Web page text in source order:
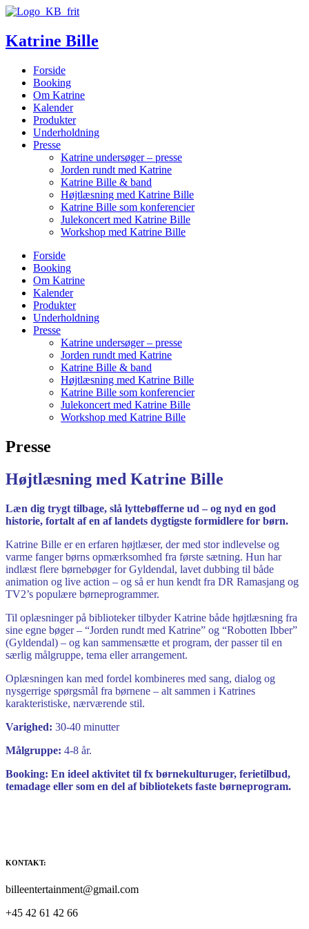
Katrine Bille
Forside
Booking
Om Katrine
Kalender
Produkter
Underholdning
Presse
Katrine undersøger – presse
Jorden rundt med Katrine
Katrine Bille & band
Højtlæsning med Katrine Bille
Katrine Bille som konferencier
Julekoncert med Katrine Bille
Workshop med Katrine Bille
Forside
Booking
Om Katrine
Kalender
Produkter
Underholdning
Presse
Katrine undersøger – presse
Jorden rundt med Katrine
Katrine Bille & band
Højtlæsning med Katrine Bille
Katrine Bille som konferencier
Julekoncert med Katrine Bille
Workshop med Katrine Bille
Presse
Højtlæsning med Katrine Bille
Læn dig trygt tilbage, slå lyttebøfferne ud – og nyd en god
historie, fortalt af en af landets dygtigste formidlere for børn.
Katrine Bille er en erfaren højtlæser, der med stor indlevelse og
varme fanger børns opmærksomhed fra første sætning. Hun har
indlæst flere børnebøger for Gyldendal, lavet dubbing til både
animation og live action – og så er hun kendt fra DR Ramasjang og
TV2’s populære børneprogrammer.
Til oplæsninger på biblioteker tilbyder Katrine både højtlæsning fra
sine egne bøger – “Jorden rundt med Katrine” og “Robotten Ibber”
(Gyldendal) – og kan sammensætte et program, der passer til en
særlig målgruppe, tema eller arrangement.
Oplæsningen kan med fordel kombineres med sang, dialog og
nysgerrige spørgsmål fra børnene – alt sammen i Katrines
karakteristiske, nærværende stil.
Varighed: 30-40 minutter
Målgruppe: 4-8 år.
Booking: En ideel aktivitet til fx børnekulturuger, ferietilbud,
temadage eller som en del af bibliotekets faste børneprogram.
KONTAKT:
billeentertainment@gmail.com
+45 42 61 42 66